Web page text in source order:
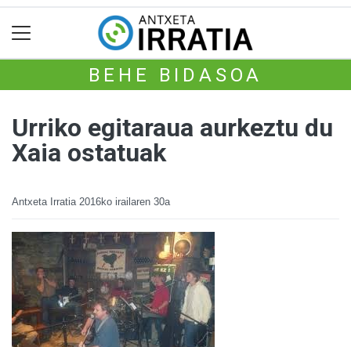
BEHE BIDASOA
Urriko egitaraua aurkeztu du
Xaia ostatuak
Antxeta Irratia 2016ko irailaren 30a